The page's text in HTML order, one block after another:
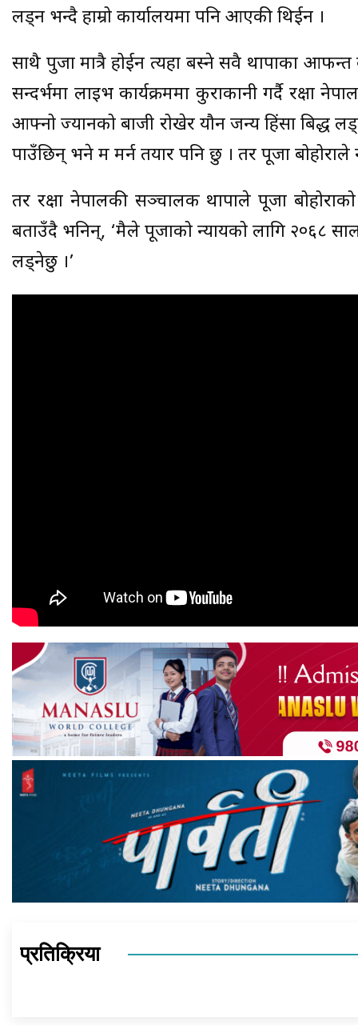
लड्न भन्दै हाम्रो कार्यालयमा पनि आएकी थिईन ।
साथै पुजा मात्रै होईन त्यहा बस्ने सवै थापाका
सन्दर्भमा लाइभ कार्यक्रममा कुराकानी गर्दै रक्षा
आफ्नो ज्यानको बाजी रोखेर यौन जन्य हिंसा
पाउँछिन् भने म मर्न तयार पनि छु । तर पूजा बोहोराले
तर रक्षा नेपालकी सञ्चालक थापाले पूजा
बताउँदै भनिन्, ‘मैले पूजाको न्यायको लागि
लड्नेछु ।’
प्रतिक्रिया